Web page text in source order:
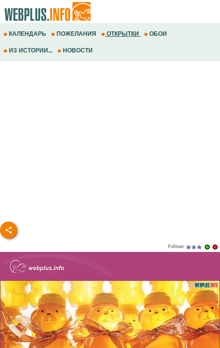
КАЛЕНДАРЬ ПОЖЕЛАНИЯ ОТКРЫТКИ ОБОИ
ИЗ ИСТОРИИ... НОВОСТИ
Рейтинг